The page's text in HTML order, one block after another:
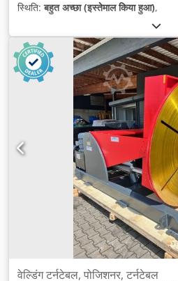
स्थिति:बहुत अच्छा (इस्तेमाल किया हुआ),
वेल्डिंग टर्नटेबल, पोजिशनर, टर्नटेबल